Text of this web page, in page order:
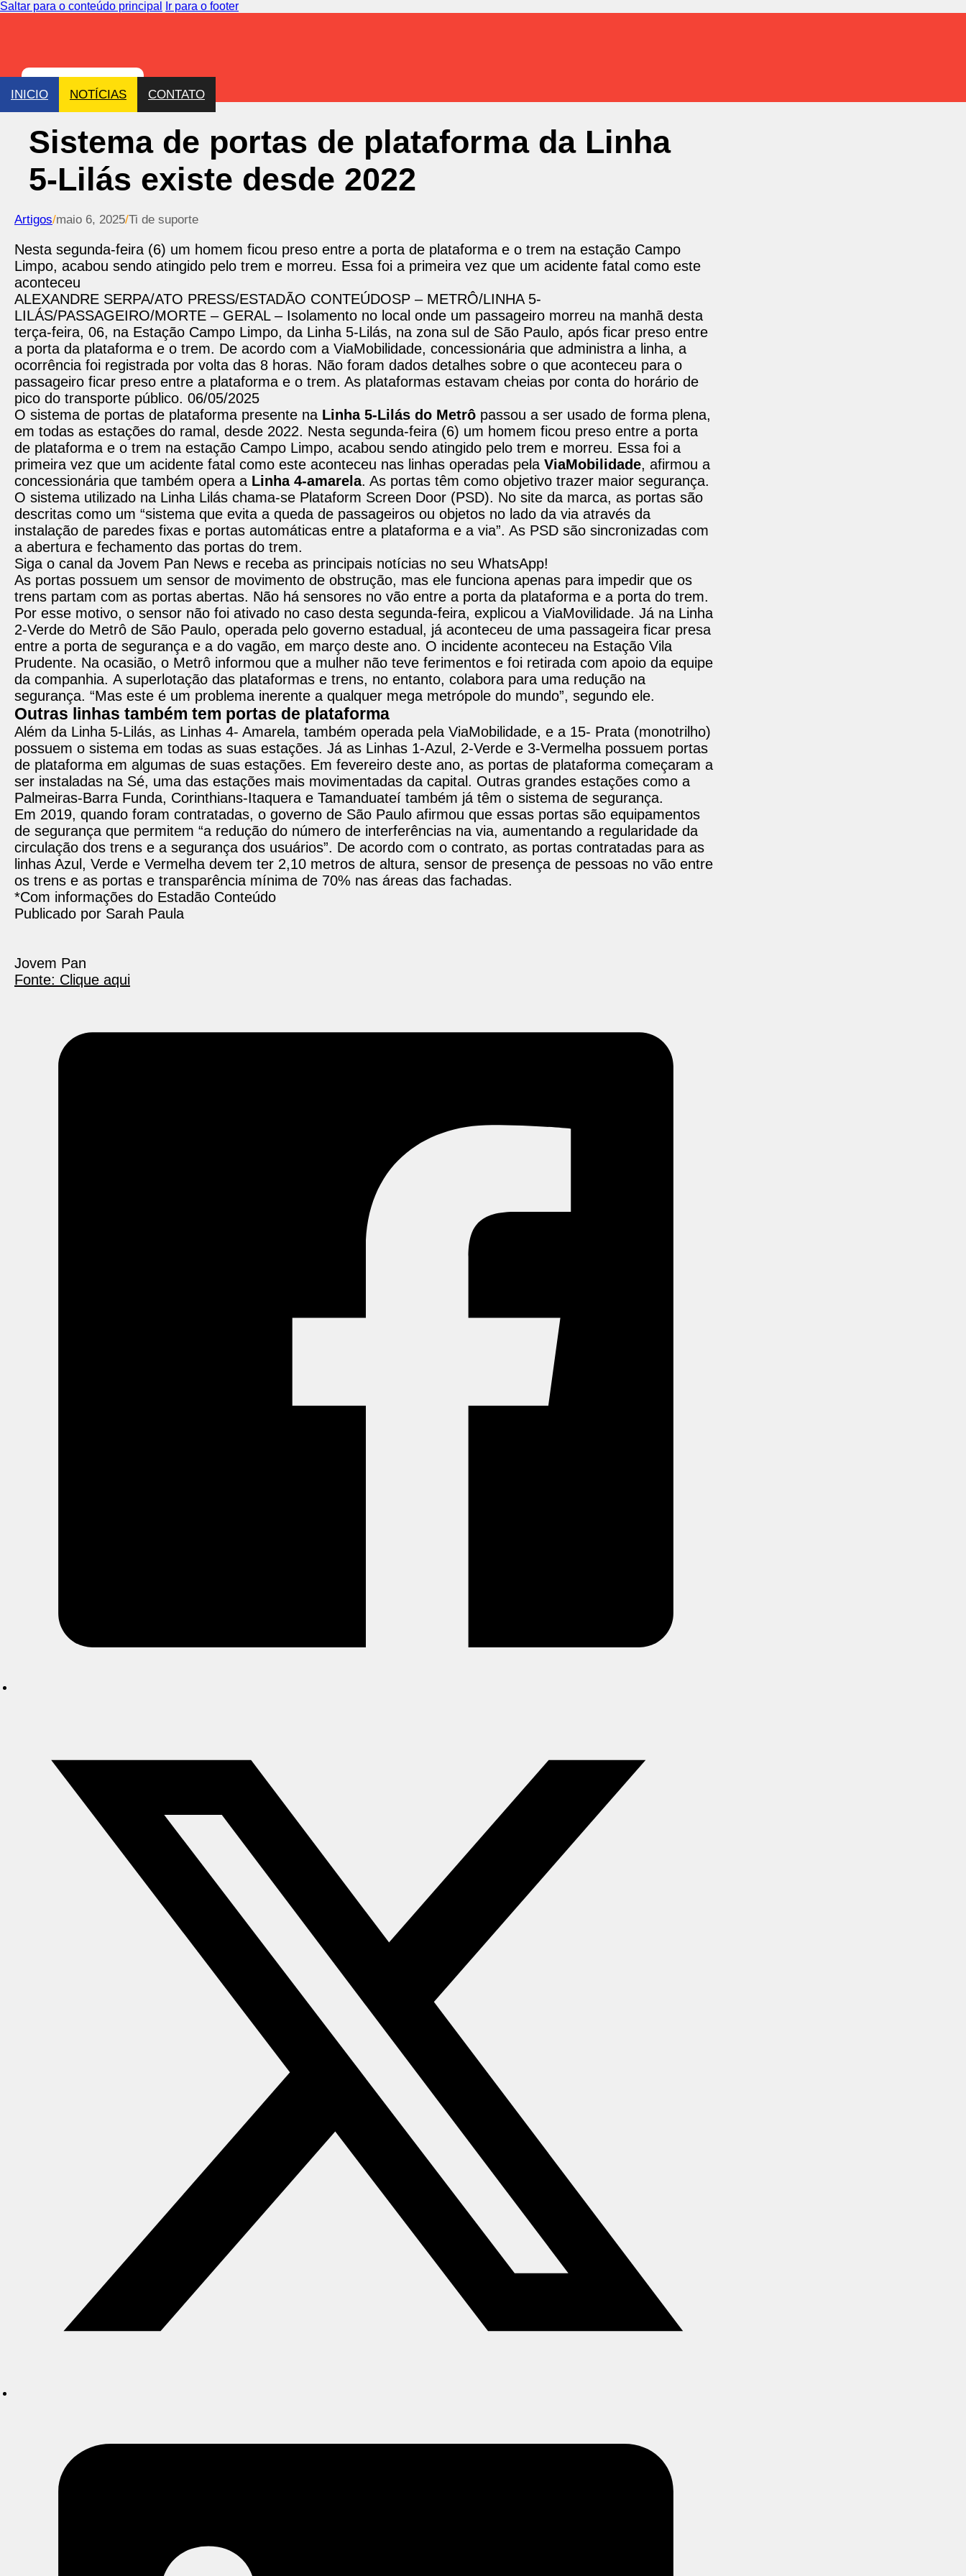
Saltar para o conteúdo principal Ir para o footer
INICIO NOTÍCIAS CONTATO
Sistema de portas de plataforma da Linha
5-Lilás existe desde 2022
Artigos/maio 6, 2025/Ti de suporte
Nesta segunda-feira (6) um homem ficou preso entre a porta de plataforma e o trem na estação Campo
Limpo, acabou sendo atingido pelo trem e morreu. Essa foi a primeira vez que um acidente fatal como este
aconteceu
ALEXANDRE SERPA/ATO PRESS/ESTADÃO CONTEÚDOSP – METRÔ/LINHA 5-
LILÁS/PASSAGEIRO/MORTE – GERAL – Isolamento no local onde um passageiro morreu na manhã desta
terça-feira, 06, na Estação Campo Limpo, da Linha 5-Lilás, na zona sul de São Paulo, após ficar preso entre
a porta da plataforma e o trem. De acordo com a ViaMobilidade, concessionária que administra a linha, a
ocorrência foi registrada por volta das 8 horas. Não foram dados detalhes sobre o que aconteceu para o
passageiro ficar preso entre a plataforma e o trem. As plataformas estavam cheias por conta do horário de
pico do transporte público. 06/05/2025
O sistema de portas de plataforma presente na Linha 5-Lilás do Metrô passou a ser usado de forma plena,
em todas as estações do ramal, desde 2022. Nesta segunda-feira (6) um homem ficou preso entre a porta
de plataforma e o trem na estação Campo Limpo, acabou sendo atingido pelo trem e morreu. Essa foi a
primeira vez que um acidente fatal como este aconteceu nas linhas operadas pela ViaMobilidade, afirmou a
concessionária que também opera a Linha 4-amarela. As portas têm como objetivo trazer maior segurança.
O sistema utilizado na Linha Lilás chama-se Plataform Screen Door (PSD). No site da marca, as portas são
descritas como um “sistema que evita a queda de passageiros ou objetos no lado da via através da
instalação de paredes fixas e portas automáticas entre a plataforma e a via”. As PSD são sincronizadas com
a abertura e fechamento das portas do trem.
Siga o canal da Jovem Pan News e receba as principais notícias no seu WhatsApp!
As portas possuem um sensor de movimento de obstrução, mas ele funciona apenas para impedir que os
trens partam com as portas abertas. Não há sensores no vão entre a porta da plataforma e a porta do trem.
Por esse motivo, o sensor não foi ativado no caso desta segunda-feira, explicou a ViaMovilidade. Já na Linha
2-Verde do Metrô de São Paulo, operada pelo governo estadual, já aconteceu de uma passageira ficar presa
entre a porta de segurança e a do vagão, em março deste ano. O incidente aconteceu na Estação Vila
Prudente. Na ocasião, o Metrô informou que a mulher não teve ferimentos e foi retirada com apoio da equipe
da companhia. A superlotação das plataformas e trens, no entanto, colabora para uma redução na
segurança. “Mas este é um problema inerente a qualquer mega metrópole do mundo”, segundo ele.
Outras linhas também tem portas de plataforma
Além da Linha 5-Lilás, as Linhas 4- Amarela, também operada pela ViaMobilidade, e a 15- Prata (monotrilho)
possuem o sistema em todas as suas estações. Já as Linhas 1-Azul, 2-Verde e 3-Vermelha possuem portas
de plataforma em algumas de suas estações. Em fevereiro deste ano, as portas de plataforma começaram a
ser instaladas na Sé, uma das estações mais movimentadas da capital. Outras grandes estações como a
Palmeiras-Barra Funda, Corinthians-Itaquera e Tamanduateí também já têm o sistema de segurança.
Em 2019, quando foram contratadas, o governo de São Paulo afirmou que essas portas são equipamentos
de segurança que permitem “a redução do número de interferências na via, aumentando a regularidade da
circulação dos trens e a segurança dos usuários”. De acordo com o contrato, as portas contratadas para as
linhas Azul, Verde e Vermelha devem ter 2,10 metros de altura, sensor de presença de pessoas no vão entre
os trens e as portas e transparência mínima de 70% nas áreas das fachadas.
*Com informações do Estadão Conteúdo
Publicado por Sarah Paula
Jovem Pan
Fonte: Clique aqui